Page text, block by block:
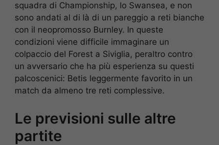
squadra di Championship, lo Swansea, e non
sono andati al di là di un pareggio a reti bianche
con il neopromosso Burnley. In queste
condizioni viene difficile immaginare un
colpaccio del Forest a Siviglia, peraltro contro
un avversario che ha più esperienza su questi
palcoscenici: Betis leggermente favorito in un
match da almeno tre reti complessive.
Le previsioni sulle altre
partite